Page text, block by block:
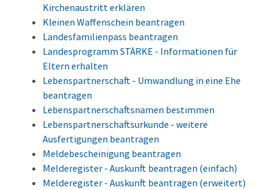
Kirchenaustritt erklären
Kleinen Waffenschein beantragen
Landesfamilienpass beantragen
Landesprogramm STÄRKE - Informationen für
Eltern erhalten
Lebenspartnerschaft - Umwandlung in eine Ehe
beantragen
Lebenspartnerschaftsnamen bestimmen
Lebenspartnerschaftsurkunde - weitere
Ausfertigungen beantragen
Meldebescheinigung beantragen
Melderegister - Auskunft beantragen (einfach)
Melderegister - Auskunft beantragen (erweitert)